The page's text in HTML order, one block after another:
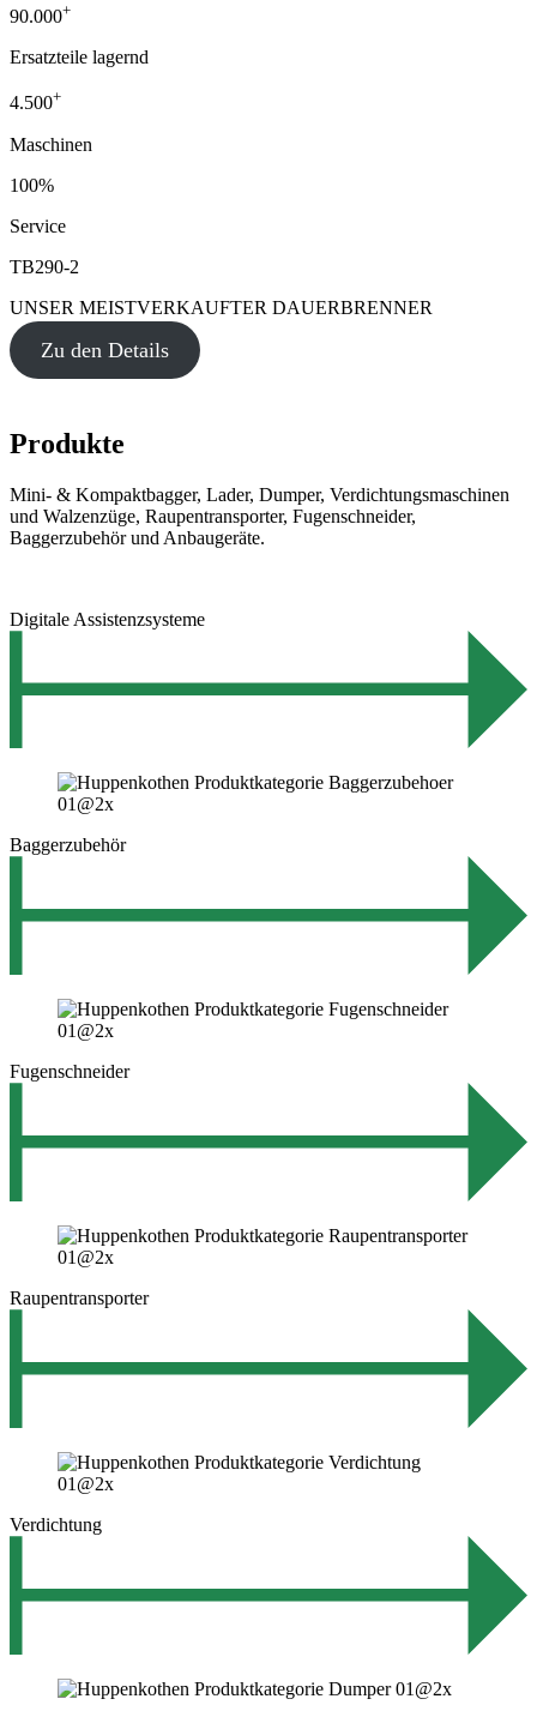
90.000+
Ersatzteile lagernd
4.500+
Maschinen
100%
Service
TB290-2
UNSER MEISTVERKAUFTER DAUERBRENNER
Zu den Details
Produkte
Mini- & Kompaktbagger, Lader, Dumper, Verdichtungsmaschinen
und Walzenzüge, Raupentransporter, Fugenschneider,
Baggerzubehör und Anbaugeräte.
Digitale Assistenzsysteme
Baggerzubehör
Fugenschneider
Raupentransporter
Verdichtung